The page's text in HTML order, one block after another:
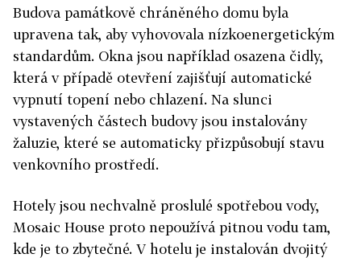
Budova památkově chráněného domu byla
upravena tak, aby vyhovovala nízkoenergetickým
standardům. Okna jsou například osazena čidly,
která v případě otevření zajišťují automatické
vypnutí topení nebo chlazení. Na slunci
vystavených částech budovy jsou instalovány
žaluzie, které se automaticky přizpůsobují stavu
venkovního prostředí.
Hotely jsou nechvalně proslulé spotřebou vody,
Mosaic House proto nepoužívá pitnou vodu tam,
kde je to zbytečné. V hotelu je instalován dvojitý